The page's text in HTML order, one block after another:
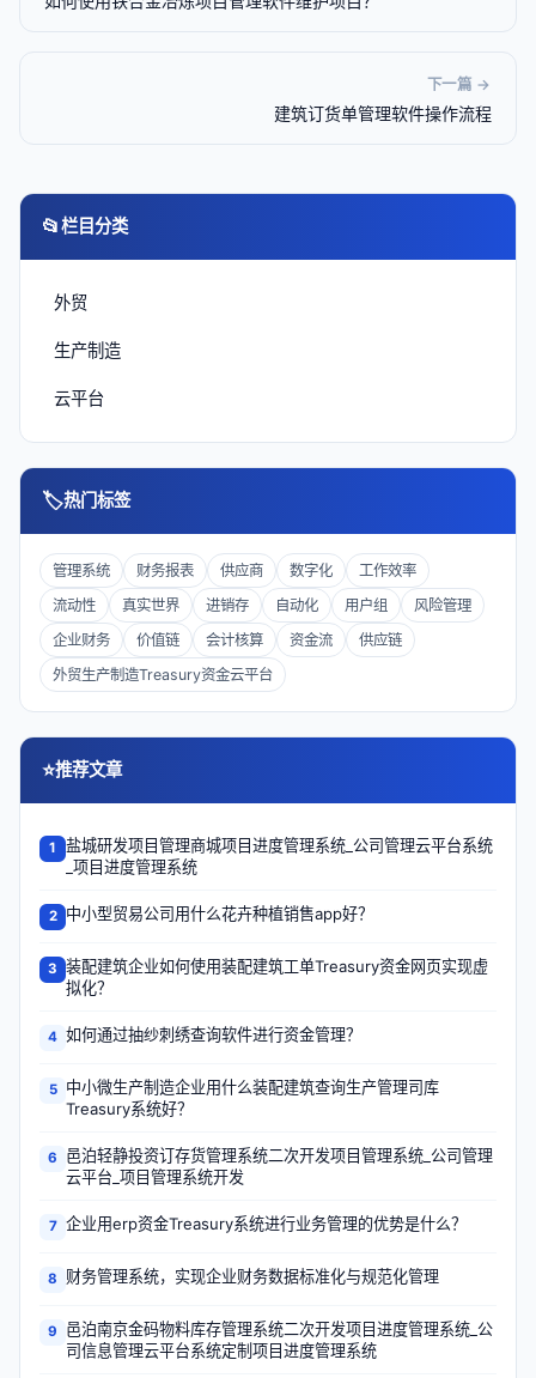
下一篇 →
建筑订货单管理软件操作流程
📂栏目分类
外贸
生产制造
云平台
🏷热门标签
管理系统 财务报表 供应商 数字化
工作效率
流动性
真实世界 进销存 自动化 用户组
风险管理
企业财务
价值链 会计核算 资金流
供应链
外贸生产制造Treasury资金云平台
⭐推荐文章
1
盐城研发项目管理商城项目进度管理系统_公司管理云平台系统
_项目进度管理系统
2 中小型贸易公司用什么花卉种植销售app好？
3 装配建筑企业如何使用装配建筑工单Treasury资金网页实现虚
拟化？
4 如何通过抽纱刺绣查询软件进行资金管理？
5
中小微生产制造企业用什么装配建筑查询生产管理司库
Treasury系统好？
6
邑泊轻静投资订存货管理系统二次开发项目管理系统_公司管理
云平台_项目管理系统开发
7 企业用erp资金Treasury系统进行业务管理的优势是什么？
8 财务管理系统，实现企业财务数据标准化与规范化管理
9
邑泊南京金码物料库存管理系统二次开发项目进度管理系统_公
司信息管理云平台系统定制项目进度管理系统